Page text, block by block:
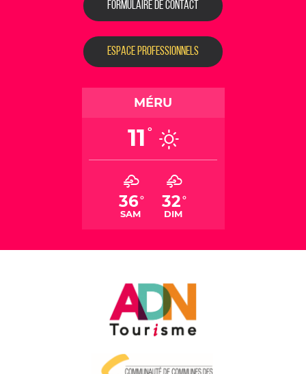
FORMULAIRE DE CONTACT
ESPACE PROFESSIONNELS
MÉRU
11 °
36°
SAM
32°
DIM